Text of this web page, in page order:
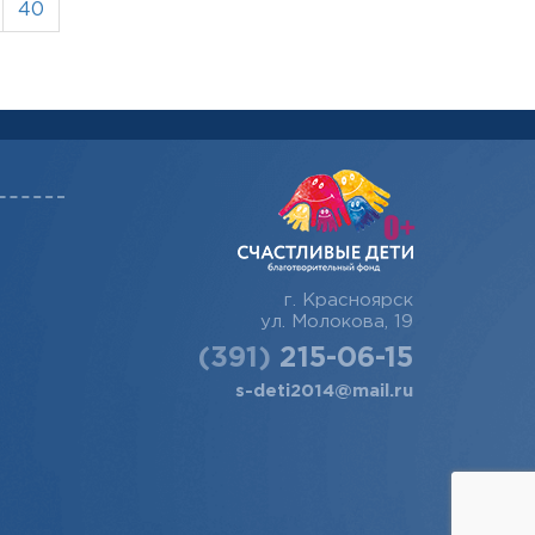
40
г. Красноярск
ул. Молокова, 19
(391) 215-06-15
s-deti2014@mail.ru